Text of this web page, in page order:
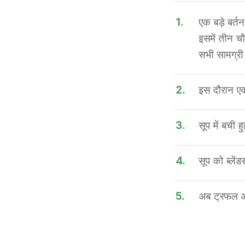
1.
एक बड़े
इसमें तीन
सभी
2. इस दौरान
3. सूप में बची
4. सूप को
5. अब ट्रफल